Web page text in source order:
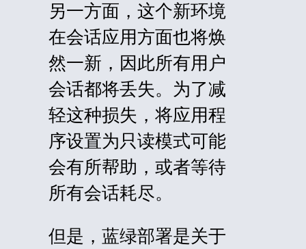
另一方面，这个新环境
在会话应用方面也将焕
然一新，因此所有用户
会话都将丢失。为了减
轻这种损失，将应用程
序设置为只读模式可能
会有所帮助，或者等待
所有会话耗尽。
但是，蓝绿部署是关于